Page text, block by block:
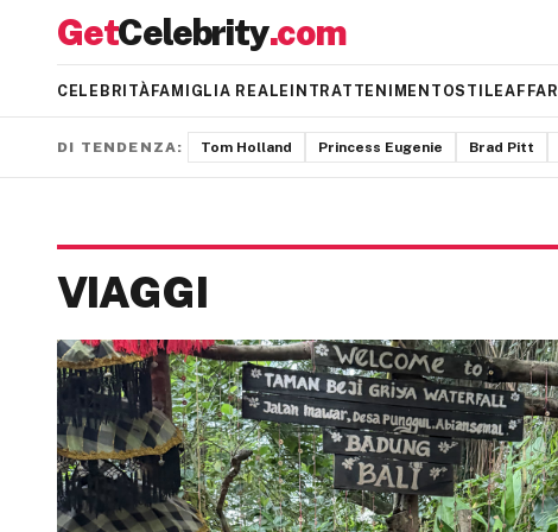
GetCelebrity.com
CELEBRITÀ FAMIGLIA REALE INTRATTENIMENTOSTILEAFFARI
DI TENDENZA: Tom Holland Princess Eugenie Brad Pitt
VIAGGI